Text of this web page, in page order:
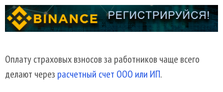
Оплату страховых взносов за работников чаще всего
делают через расчетный счет ООО или ИП.